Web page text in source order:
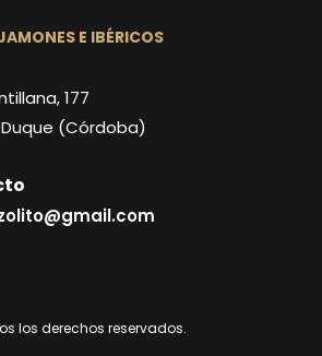
E IBÉRICOS
177
(Córdoba)
los derechos reservados.